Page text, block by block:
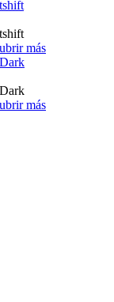
más
más